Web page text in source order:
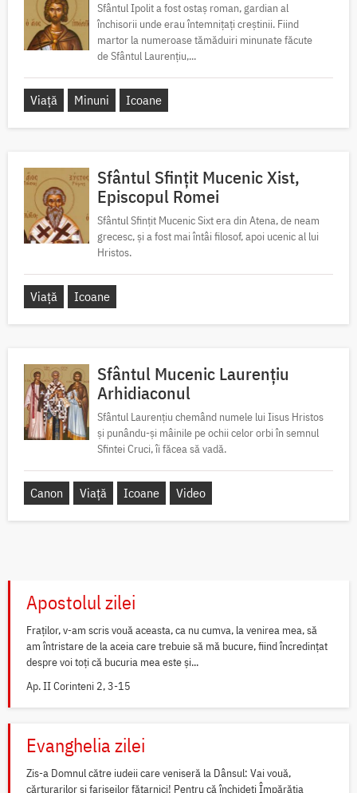
Sfântul Ipolit a fost ostaș roman, gardian al
închisorii unde erau întemnițați creștinii. Fiind
martor la numeroase tămăduiri minunate făcute
de Sfântul Laurențiu,...
Viață Minuni Icoane
Sfântul Sfințit Mucenic Xist,
Episcopul Romei
Sfântul Sfințit Mucenic Sixt era din Atena, de neam
grecesc, și a fost mai întâi filosof, apoi ucenic al lui
Hristos.
Viață Icoane
Sfântul Mucenic Laurențiu
Arhidiaconul
Sfântul Laurențiu chemând numele lui Iisus Hristos
și punându-și mâinile pe ochii celor orbi în semnul
Sfintei Cruci, îi făcea să vadă.
Canon Viață Icoane Video
Apostolul zilei
Fraților, v-am scris vouă aceasta, ca nu cumva, la venirea mea, să
am întristare de la aceia care trebuie să mă bucure, fiind încredințat
despre voi toți că bucuria mea este și...
Ap. II Corinteni 2, 3-15
Evanghelia zilei
Zis-a Domnul către iudeii care veniseră la Dânsul: Vai vouă,
cărturarilor și fariseilor fățarnici! Pentru că închideți Împărăția